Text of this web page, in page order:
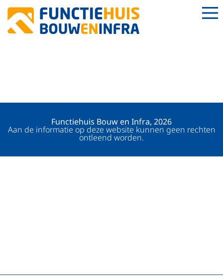
Functiehuis Bouw en Infra, 2026
Aan de informatie op deze website kunnen geen rechten
ontleend worden.